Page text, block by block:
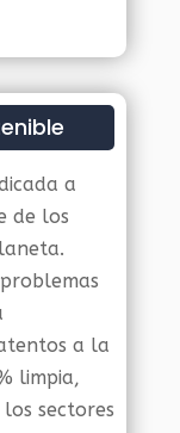
a
de los
a la
limpia,
sectores